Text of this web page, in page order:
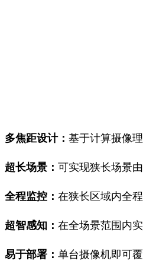
多焦距设计： 基于计算摄像
超长场景： 可实现狭长场景
全程监控： 在狭长区域内全
超智感知： 在全场景范围内
易于部署： 单台摄像机即可